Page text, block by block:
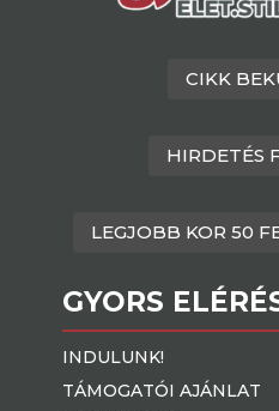
CIKK
HIRDETÉS
LEGJOBB KOR 50
GYORS
INDULUNK!
TÁMOGATÓI AJÁNLAT